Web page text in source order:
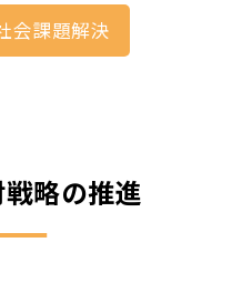
会課題解決
略の推進